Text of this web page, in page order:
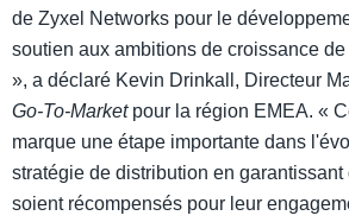
de Zyxel Networks pour le
soutien aux ambitions de croissance
», a déclaré Kevin Drinkall, Directeur
Go-To-Marketpour la région EMEA. «
marque une étape importante dans
stratégie de distribution en
soient récompensés pour leur